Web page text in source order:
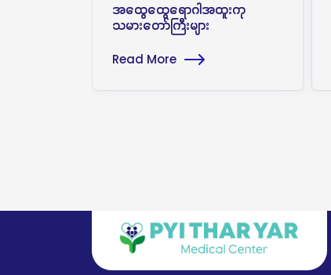
အထွေထွေရောဂါအထူးကု
သမားတော်ကြီးများ
Read More